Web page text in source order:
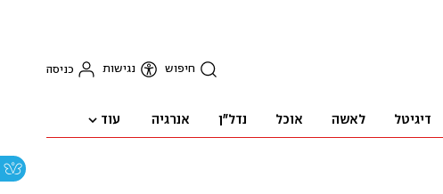
חיפוש נגישות כניסה
דיגיטל לאשה אוכל נדל"ן אנרגיה עוד